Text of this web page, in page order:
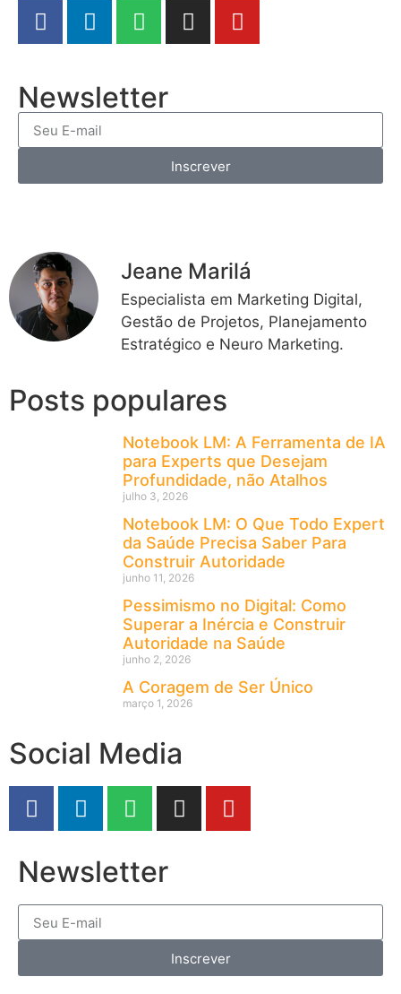
Newsletter
Inscrever
Jeane Marilá
Especialista em Marketing Digital,
Gestão de Projetos, Planejamento
Estratégico e Neuro Marketing.
Posts populares
Notebook LM: A Ferramenta de IA
para Experts que Desejam
Profundidade, não Atalhos
julho 3, 2026
Notebook LM: O Que Todo Expert
da Saúde Precisa Saber Para
Construir Autoridade
junho 11, 2026
Pessimismo no Digital: Como
Superar a Inércia e Construir
Autoridade na Saúde
junho 2, 2026
A Coragem de Ser Único
março 1, 2026
Social Media
Newsletter
Inscrever